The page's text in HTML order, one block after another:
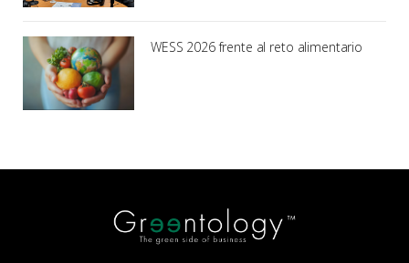
WESS 2026 frente al reto alimentario